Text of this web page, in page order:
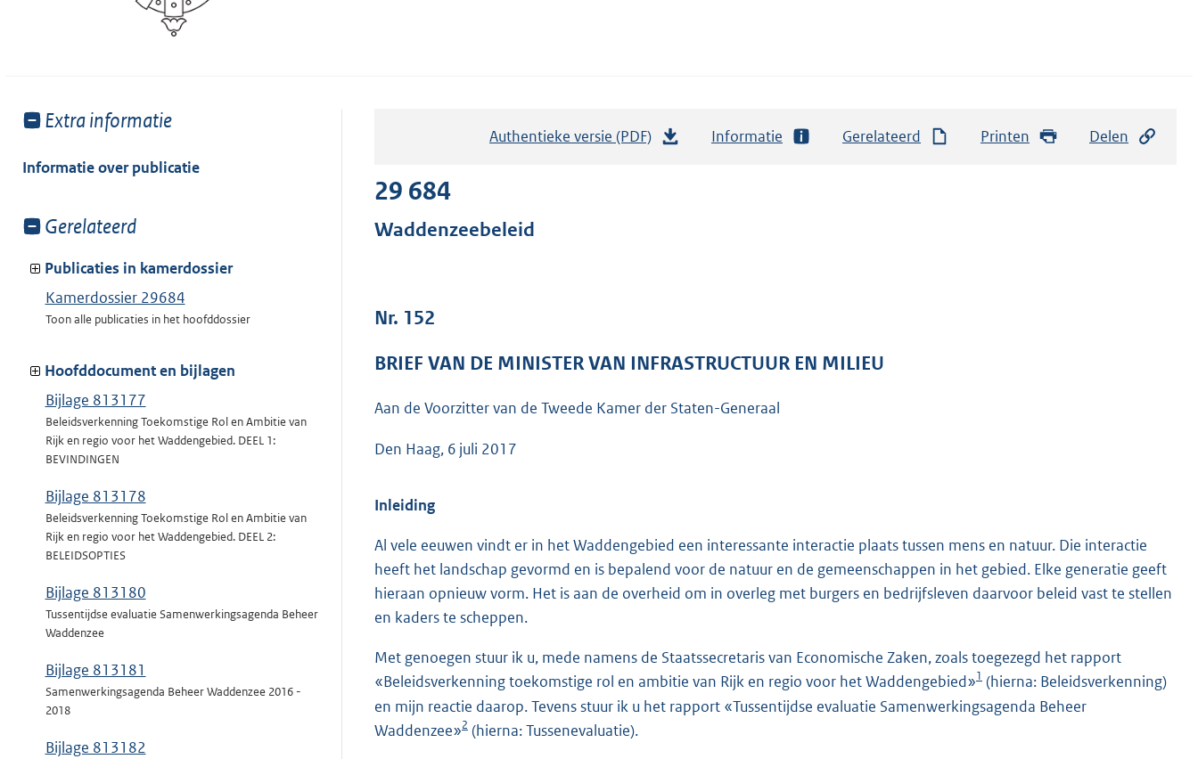
Toon
van:
Extra informatie
Informatie over publicatie
Toon
van:
Gerelateerd
Publicaties in kamerdossier
Kamerdossier 29684
Toon alle publicaties in het hoofddossier
Hoofddocument en bijlagen
Bijlage 813177
Beleidsverkenning Toekomstige Rol en Ambitie van
Rijk en regio voor het Waddengebied. DEEL 1:
BEVINDINGEN
Bijlage 813178
Beleidsverkenning Toekomstige Rol en Ambitie van
Rijk en regio voor het Waddengebied. DEEL 2:
BELEIDSOPTIES
Bijlage 813180
Tussentijdse evaluatie Samenwerkingsagenda Beheer
Waddenzee
Bijlage 813181
Samenwerkingsagenda Beheer Waddenzee 2016 -
2018
Bijlage 813182
Authentieke versie (PDF)
r
o
4
K
b
Informatie Gerelateerd Printen Delen
29 684
Waddenzeebeleid
Nr. 152
BRIEF VAN DE MINISTER VAN INFRASTRUCTUUR EN MILIEU
Aan de Voorzitter van de Tweede Kamer der Staten-Generaal
Den Haag, 6 juli 2017
Inleiding
Al vele eeuwen vindt er in het Waddengebied een interessante interactie plaats tussen mens en natuur. Die interactie
heeft het landschap gevormd en is bepalend voor de natuur en de gemeenschappen in het gebied. Elke generatie geeft
hieraan opnieuw vorm. Het is aan de overheid om in overleg met burgers en bedrijfsleven daarvoor beleid vast te stellen
en kaders te scheppen.
Met genoegen stuur ik u, mede namens de Staatssecretaris van Economische Zaken, zoals toegezegd het rapport
«Beleidsverkenning toekomstige rol en ambitie van Rijk en regio voor het Waddengebied»1 (hierna: Beleidsverkenning)
en mijn reactie daarop. Tevens stuur ik u het rapport «Tussentijdse evaluatie Samenwerkingsagenda Beheer
Waddenzee»2 (hierna: Tussenevaluatie).